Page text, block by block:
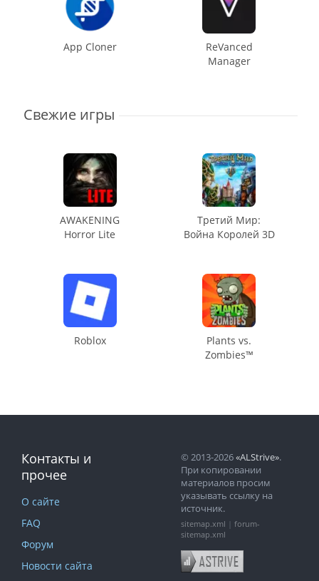
App Cloner
ReVanced
Manager
Свежие игры
AWAKENING
Horror Lite
Третий Мир:
Война Королей 3D
Roblox
Plants vs.
Zombies™
Контакты и
прочее
О сайте
FAQ
Форум
Новости сайта
© 2013-2026«ALStrive».
При копировании
материалов просим
указывать ссылку на
источник.
sitemap.xml
forum-
sitemap.xml